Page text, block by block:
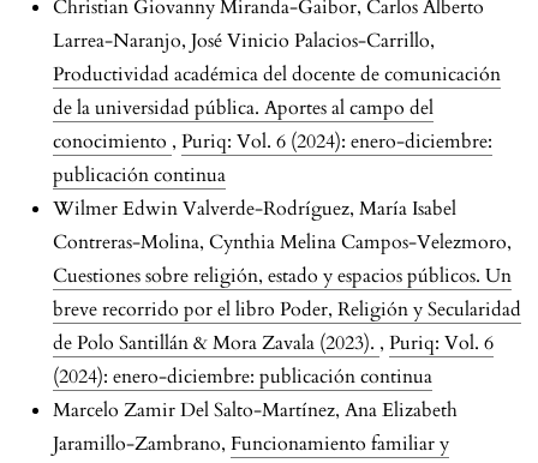
Christian Giovanny Miranda-Gaibor, Carlos Alberto
Larrea-Naranjo, José Vinicio Palacios-Carrillo,
Productividad académica del docente de comunicación
de la universidad pública. Aportes al campo del
conocimiento , Puriq: Vol. 6 (2024): enero-diciembre:
publicación continua
Wilmer Edwin Valverde-Rodríguez, María Isabel
Contreras-Molina, Cynthia Melina Campos-Velezmoro,
Cuestiones sobre religión, estado y espacios públicos. Un
breve recorrido por el libro Poder, Religión y Secularidad
de Polo Santillán & Mora Zavala (2023). , Puriq: Vol. 6
(2024): enero-diciembre: publicación continua
Marcelo Zamir Del Salto-Martínez, Ana Elizabeth
Jaramillo-Zambrano, Funcionamiento familiar y